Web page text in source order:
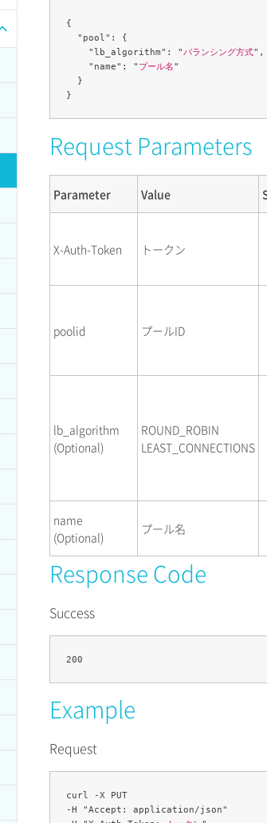
{
  "pool": {
    "lb_algorithm": "
バランシング方式",
    "name": "
プール名"
  }
Request Parameters
Parameter Value
X-Auth-Token トークン
poolid プールID
lb_algorithm
(Optional)
ROUND_ROBIN
LEAST_CONNECTIONS
name
(Optional)
プール名
Response Code
Success
Example
Request
curl -X PUT
-H "Accept: application/json"